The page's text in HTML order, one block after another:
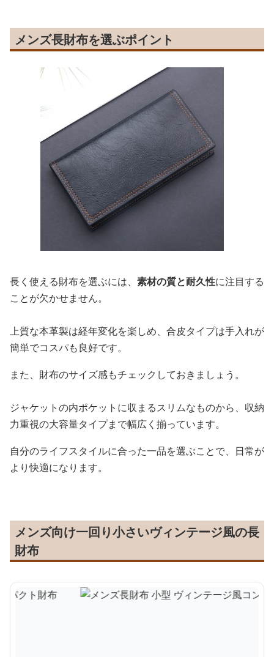
メンズ長財布を選ぶポイント
長く使える財布を選ぶには、 素材の質と耐久性に注目する
ことが欠かせません。
上質な本革製は経年変化を楽しめ、合皮タイプは手入れが
簡単でコスパも良好です。
また、財布のサイズ感もチェックしておきましょう。
ジャケットの内ポケットに収まるスリムなものから、収納
力重視の大容量タイプまで幅広く揃っています。
自分のライフスタイルに合った一品を選ぶことで、日常が
より快適になります。
メンズ向け一回り小さいヴィンテージ風の長
財布